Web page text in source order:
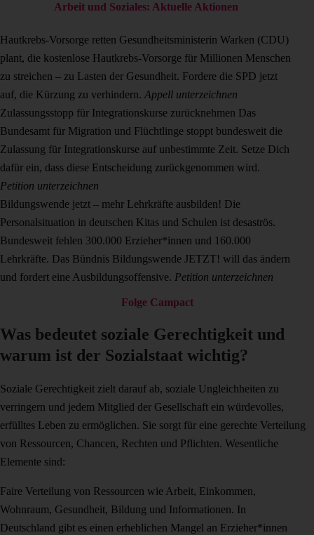
Arbeit und Soziales: Aktuelle Aktionen
Hautkrebs-Vorsorge retten Gesundheitsministerin Warken (CDU)
plant, die kostenlose Hautkrebs-Vorsorge für Millionen Menschen
zu streichen – zu Lasten der Gesundheit. Fordere die SPD jetzt
auf, die Kürzung zu verhindern. Appell unterzeichnen
Zulassungsstopp für Integrationskurse zurücknehmen Das
Bundesamt für Migration und Flüchtlinge stoppt bundesweit die
Zulassung für Integrationskurse auf unbestimmte Zeit. Setze Dich
dafür ein, dass diese Entscheidung zurückgenommen wird.
Petition unterzeichnen
Bildungswende jetzt – mehr Lehrkräfte ausbilden! Die
Personalsituation in deutschen Kitas und Schulen ist desaströs.
Bundesweit fehlen 300.000 Erzieher*innen und 160.000
Lehrkräfte. Das Bündnis Bildungswende JETZT! will das ändern
und fordert eine Ausbildungsoffensive. Petition unterzeichnen
Folge Campact
Was bedeutet soziale Gerechtigkeit und
warum ist der Sozialstaat wichtig?
Soziale Gerechtigkeit zielt darauf ab, soziale Ungleichheiten zu
verringern und jedem Mitglied der Gesellschaft ein würdevolles,
erfülltes Leben zu ermöglichen. Sie sorgt für eine gerechte Verteilung
von Ressourcen, Chancen, Rechten und Pflichten. Wesentliche
Elemente sind:
Faire Verteilung von Ressourcen wie Arbeit, Einkommen,
Wohnraum, Gesundheit, Bildung und Informationen. In
Deutschland gibt es einen erheblichen Mangel an Erzieher*innen